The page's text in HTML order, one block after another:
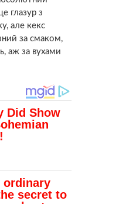
глазур з
але кекс
за смаком,
аж за вухами